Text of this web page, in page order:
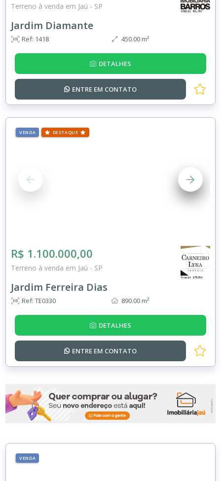
Terreno à venda em Jaú - SP
Jardim Diamante
Ref: 1418 450.00 m²
DETALHES
ENTRE EM CONTATO
VENDA DESTAQUE
R$ 1.100.000,00
Terreno à venda em Jaú - SP
Jardim Ferreira Dias
Ref: TE0330 890.00 m²
DETALHES
ENTRE EM CONTATO
VENDA